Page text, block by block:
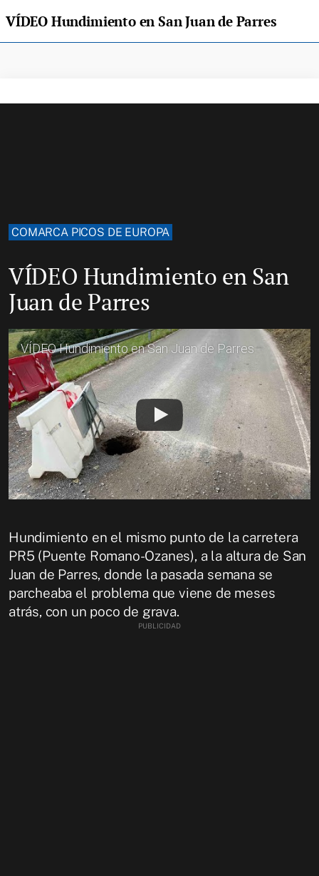
VÍDEO Hundimiento en San Juan de Parres
COMARCA PICOS DE EUROPA
VÍDEO Hundimiento en San
Juan de Parres
VÍDEO Hundimiento en San Juan de Parres
Hundimiento en el mismo punto de la carretera
PR5 (Puente Romano-Ozanes), a la altura de San
Juan de Parres, donde la pasada semana se
parcheaba el problema que viene de meses
atrás, con un poco de grava.